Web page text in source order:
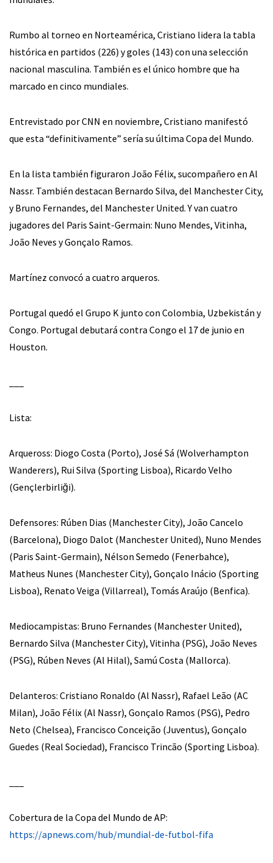
Rumbo al torneo en Norteamérica, Cristiano lidera la tabla
histórica en partidos (226) y goles (143) con una selección
nacional masculina. También es el único hombre que ha
marcado en cinco mundiales.
Entrevistado por CNN en noviembre, Cristiano manifestó
que esta “definitivamente” sería su última Copa del Mundo.
En la lista también figuraron João Félix, sucompañero en Al
Nassr. También destacan Bernardo Silva, del Manchester City,
y Bruno Fernandes, del Manchester United. Y van cuatro
jugadores del Paris Saint-Germain: Nuno Mendes, Vitinha,
João Neves y Gonçalo Ramos.
Martínez convocó a cuatro arqueros.
Portugal quedó el Grupo K junto con Colombia, Uzbekistán y
Congo. Portugal debutará contra Congo el 17 de junio en
Houston.
Lista:
Arqueross: Diogo Costa (Porto), José Sá (Wolverhampton
Wanderers), Rui Silva (Sporting Lisboa), Ricardo Velho
(Gençlerbirliği).
Defensores: Rúben Dias (Manchester City), João Cancelo
(Barcelona), Diogo Dalot (Manchester United), Nuno Mendes
(Paris Saint-Germain), Nélson Semedo (Fenerbahce),
Matheus Nunes (Manchester City), Gonçalo Inácio (Sporting
Lisboa), Renato Veiga (Villarreal), Tomás Araújo (Benfica).
Mediocampistas: Bruno Fernandes (Manchester United),
Bernardo Silva (Manchester City), Vitinha (PSG), João Neves
(PSG), Rúben Neves (Al Hilal), Samú Costa (Mallorca).
Delanteros: Cristiano Ronaldo (Al Nassr), Rafael Leão (AC
Milan), João Félix (Al Nassr), Gonçalo Ramos (PSG), Pedro
Neto (Chelsea), Francisco Conceição (Juventus), Gonçalo
Guedes (Real Sociedad), Francisco Trincão (Sporting Lisboa).
Cobertura de la Copa del Mundo de AP:
https://apnews.com/hub/mundial-de-futbol-fifa